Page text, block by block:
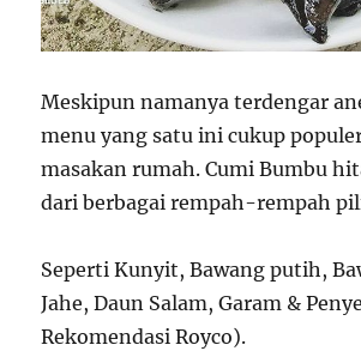
Meskipun namanya terdengar
menu yang satu ini cukup
masakan rumah. Cumi Bumbu
dari berbagai rempah-rempah
Seperti Kunyit, Bawang putih,
Jahe, Daun Salam, Garam &
Rekomendasi Royco).